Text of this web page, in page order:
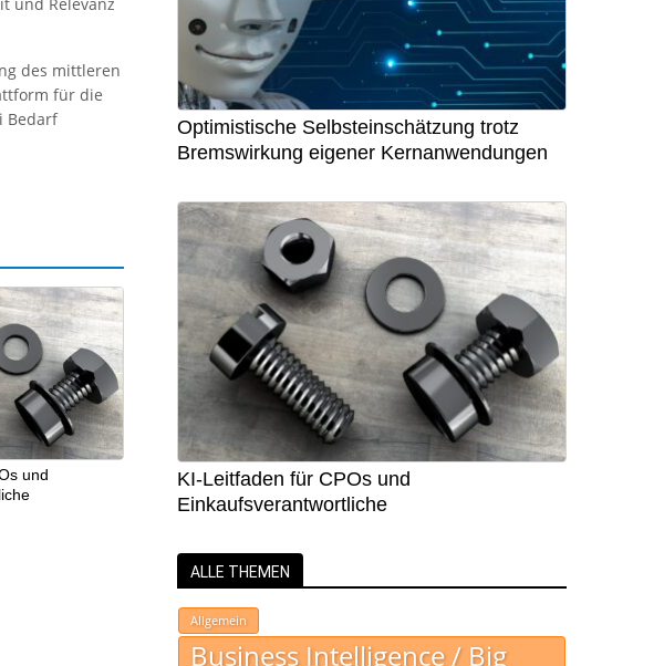
des mittleren
für die
Bedarf
und
Optimistische Selbsteinschätzung trotz
Bremswirkung eigener Kernanwendungen
KI-Leitfaden für CPOs und
Einkaufsverantwortliche
ALLE THEMEN
Allgemein
Business Intelligence / Big